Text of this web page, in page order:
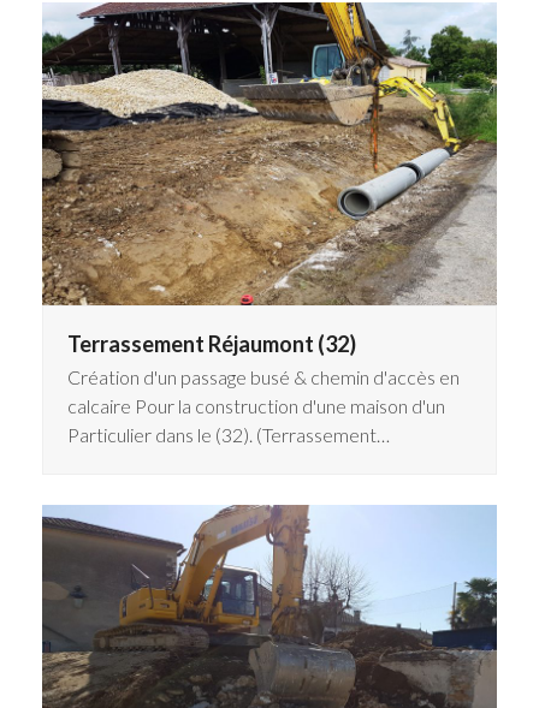
Terrassement Réjaumont (32)
Création d'un passage busé & chemin d'accès en
calcaire Pour la construction d'une maison d'un
Particulier dans le (32). (Terrassement…